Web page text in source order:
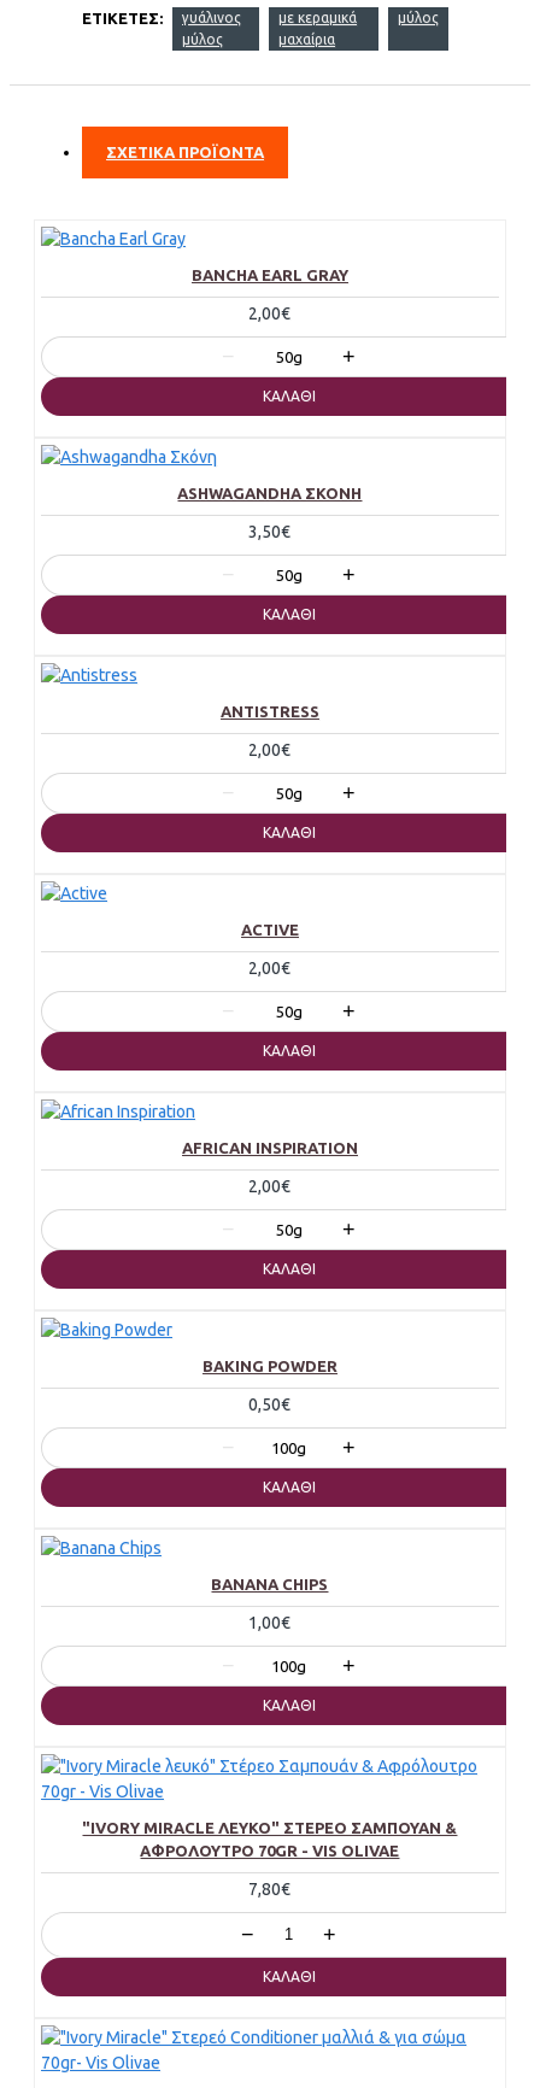
ΕΤΙΚΈΤΕΣ:
γυάλινος
μύλος
με κεραμικά
μαχαίρια
μύλος
ΣΧΕΤΙΚΑ ΠΡΟΪΟΝΤΑ
BANCHA EARL GRAY
2,00€
− 50g +
ΚΑΛΆΘΙ
ASHWAGANDHA ΣΚΌΝΗ
3,50€
− 50g +
ΚΑΛΆΘΙ
ANTISTRESS
2,00€
− 50g +
ΚΑΛΆΘΙ
ACTIVE
2,00€
− 50g +
ΚΑΛΆΘΙ
AFRICAN INSPIRATION
2,00€
− 50g +
ΚΑΛΆΘΙ
BAKING POWDER
0,50€
− 100g +
ΚΑΛΆΘΙ
BANANA CHIPS
1,00€
− 100g +
ΚΑΛΆΘΙ
"IVORY MIRACLE ΛΕΥΚΌ" ΣΤΈΡΕΟ ΣΑΜΠΟΥΆΝ &
ΑΦΡΌΛΟΥΤΡΟ 70GR - VIS OLIVAE
7,80€
− +
ΚΑΛΆΘΙ